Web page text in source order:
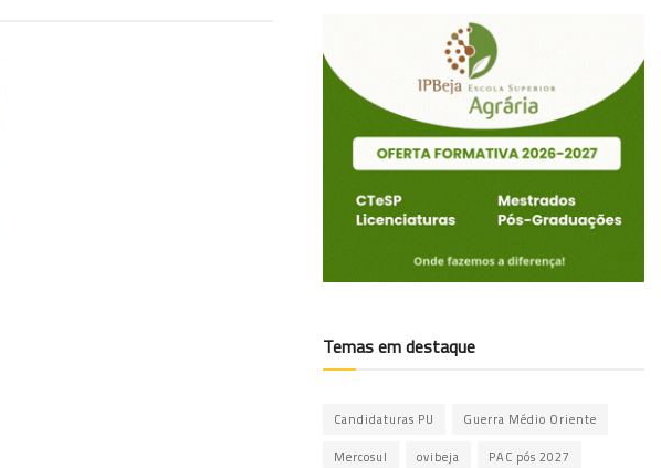
Temas em destaque
Candidaturas PU Guerra Médio Oriente
Mercosul ovibeja PAC pós 2027